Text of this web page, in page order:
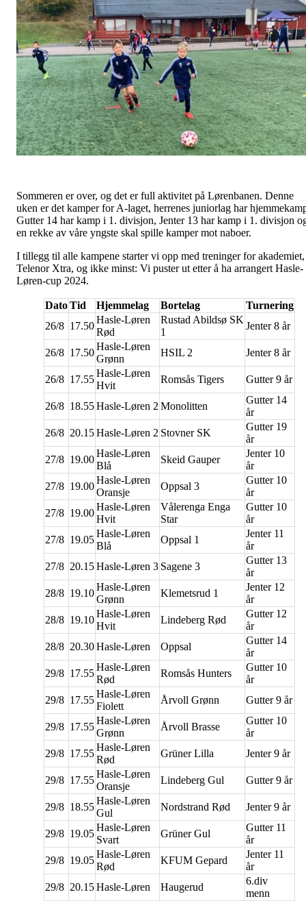
Sommeren er over, og det er full aktivitet på Lørenbanen. Denne
uken er det kamper for A-laget, herrenes juniorlag har
Gutter 14 har kamp i 1. divisjon, Jenter 13 har kamp i 1. divisjon
en rekke av våre yngste skal spille kamper mot naboer.
I tillegg til alle kampene starter vi opp med treninger for akademiet,
Telenor Xtra, og ikke minst: Vi puster ut etter å ha arrangert Hasle-
Løren-cup 2024.
DatoTid Hjemmelag Bortelag
Turnering
26/8 17.50
Hasle-Løren
Rød
Rustad Abildsø SK
1
Jenter 8 år
26/8 17.50
Hasle-Løren
Grønn
HSIL 2 Jenter 8 år
26/8 17.55
Hasle-Løren
Hvit
Romsås Tigers Gutter 9 år
26/8 18.55Hasle-Løren 2 Monolitten
Gutter 14
år
26/8 20.15Hasle-Løren 2 Stovner SK
Gutter 19
år
27/8 19.00
Hasle-Løren
Blå
Skeid Gauper
Jenter 10
år
27/8 19.00
Hasle-Løren
Oransje
Oppsal 3
Gutter 10
år
27/8 19.00
Hasle-Løren
Hvit
Vålerenga Enga
Star
Gutter 10
år
27/8 19.05
Hasle-Løren
Blå
Oppsal 1
Jenter 11
år
27/8 20.15Hasle-Løren 3 Sagene 3
Gutter 13
år
28/8 19.10
Hasle-Løren
Grønn
Klemetsrud 1
Jenter 12
år
28/8 19.10
Hasle-Løren
Hvit
Lindeberg Rød
Gutter 12
år
28/8 20.30Hasle-Løren Oppsal
Gutter 14
år
29/8 17.55
Hasle-Løren
Rød
Romsås Hunters
Gutter 10
år
29/8 17.55
Hasle-Løren
Fiolett
Årvoll Grønn Gutter 9 år
29/8 17.55
Hasle-Løren
Grønn
Årvoll Brasse
Gutter 10
år
29/8 17.55
Hasle-Løren
Rød
Grüner Lilla Jenter 9 år
29/8 17.55
Hasle-Løren
Oransje
Lindeberg Gul Gutter 9 år
29/8 18.55
Hasle-Løren
Gul
Nordstrand Rød Jenter 9 år
29/8 19.05
Hasle-Løren
Svart
Grüner Gul
Gutter 11
år
29/8 19.05
Hasle-Løren
Rød
KFUM Gepard
Jenter 11
år
29/8 20.15Hasle-Løren Haugerud
6.div
menn